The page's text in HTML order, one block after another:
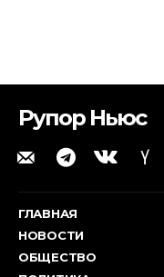
Рупор Ньюс
ГЛАВНАЯ
НОВОСТИ
ОБЩЕСТВО